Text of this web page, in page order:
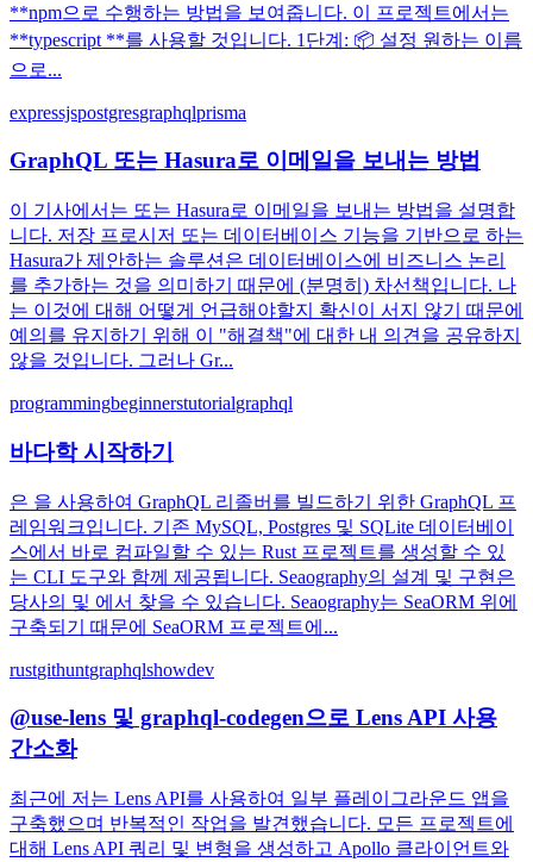
**npm으로 수행하는 방법을 보여줍니다. 이 프로젝트에서는
**typescript **를 사용할 것입니다. 1단계: 📦 설정 원하는 이름
으로...
expressjspostgresgraphqlprisma
GraphQL 또는 Hasura로 이메일을 보내는 방법
이 기사에서는 또는 Hasura로 이메일을 보내는 방법을 설명합
니다. 저장 프로시저 또는 데이터베이스 기능을 기반으로 하는
Hasura가 제안하는 솔루션은 데이터베이스에 비즈니스 논리
를 추가하는 것을 의미하기 때문에 (분명히) 차선책입니다. 나
는 이것에 대해 어떻게 언급해야할지 확신이 서지 않기 때문에
예의를 유지하기 위해 이 "해결책"에 대한 내 의견을 공유하지
않을 것입니다. 그러나 Gr...
programmingbeginnerstutorialgraphql
바다학 시작하기
은 을 사용하여 GraphQL 리졸버를 빌드하기 위한 GraphQL 프
레임워크입니다. 기존 MySQL, Postgres 및 SQLite 데이터베이
스에서 바로 컴파일할 수 있는 Rust 프로젝트를 생성할 수 있
는 CLI 도구와 함께 제공됩니다. Seaography의 설계 및 구현은
당사의 및 에서 찾을 수 있습니다. Seaography는 SeaORM 위에
구축되기 때문에 SeaORM 프로젝트에...
rustgithuntgraphqlshowdev
@use-lens 및 graphql-codegen으로 Lens API 사용
간소화
최근에 저는 Lens API를 사용하여 일부 플레이그라운드 앱을
구축했으며 반복적인 작업을 발견했습니다. 모든 프로젝트에
대해 Lens API 쿼리 및 변형을 생성하고 Apollo 클라이언트와